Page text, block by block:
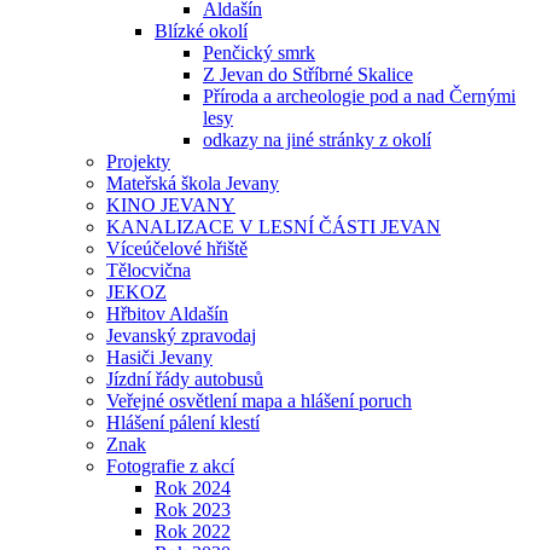
Aldašín
Blízké okolí
Penčický smrk
Z Jevan do Stříbrné Skalice
Příroda a archeologie pod a nad Černými
lesy
odkazy na jiné stránky z okolí
Projekty
Mateřská škola Jevany
KINO JEVANY
KANALIZACE V LESNÍ ČÁSTI JEVAN
Víceúčelové hřiště
Tělocvična
JEKOZ
Hřbitov Aldašín
Jevanský zpravodaj
Hasiči Jevany
Jízdní řády autobusů
Veřejné osvětlení mapa a hlášení poruch
Hlášení pálení klestí
Znak
Fotografie z akcí
Rok 2024
Rok 2023
Rok 2022